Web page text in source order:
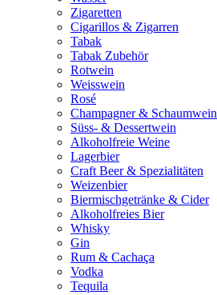
Zigaretten
Cigarillos & Zigarren
Tabak
Tabak Zubehör
Rotwein
Weisswein
Rosé
Champagner & Schaumwein
Süss- & Dessertwein
Alkoholfreie Weine
Lagerbier
Craft Beer & Spezialitäten
Weizenbier
Biermischgetränke & Cider
Alkoholfreies Bier
Whisky
Gin
Rum & Cachaça
Vodka
Tequila